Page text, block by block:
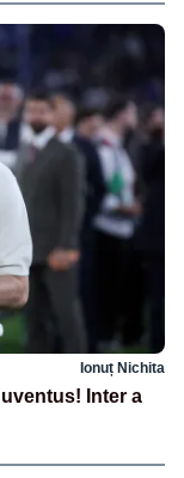
Ionuț Nichita
Inter a